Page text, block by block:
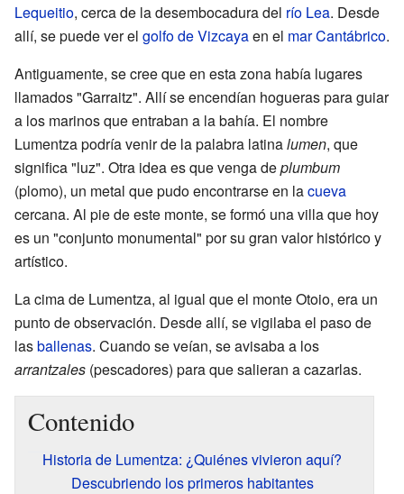
Lequeitio, cerca de la desembocadura del río Lea. Desde
allí, se puede ver el golfo de Vizcayaen el mar Cantábrico.
Antiguamente, se cree que en esta zona había lugares
llamados "Garraitz". Allí se encendían hogueras para guiar
a los marinos que entraban a la bahía. El nombre
Lumentza podría venir de la palabra latinalumen, que
significa "luz". Otra idea es que venga deplumbum
(plomo), un metal que pudo encontrarse en lacueva
cercana. Al pie de este monte, se formó una villa que hoy
es un "conjunto monumental" por su gran valor histórico y
artístico.
La cima de Lumentza, al igual que el monte Otoio, era un
punto de observación. Desde allí, se vigilaba el paso de
lasballenas. Cuando se veían, se avisaba a los
arrantzales (pescadores) para que salieran a cazarlas.
Contenido
Historia de Lumentza: ¿Quiénes vivieron aquí?
Descubriendo los primeros habitantes